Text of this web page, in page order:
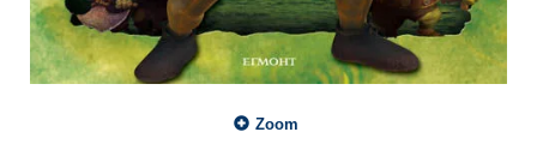
Zoom